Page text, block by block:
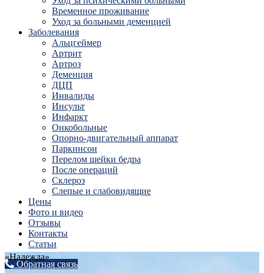
Временное проживание
Уход за больными деменцией
Заболевания
Альцгеймер
Артрит
Артроз
Деменция
ДЦП
Инвалиды
Инсульт
Инфаркт
Онкобольные
Опорно-двигательный аппарат
Паркинсон
Перелом шейки бедра
После операций
Склероз
Слепые и слабовидящие
Цены
Фото и видео
Отзывы
Контакты
Статьи
Обратная связь
«Надежда»